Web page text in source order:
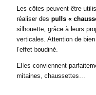
Les côtes peuvent être
réaliser des pulls «
silhouette, grâce à leurs
verticales. Attention de
l’effet boudiné.
Elles conviennent
mitaines, chaussettes…